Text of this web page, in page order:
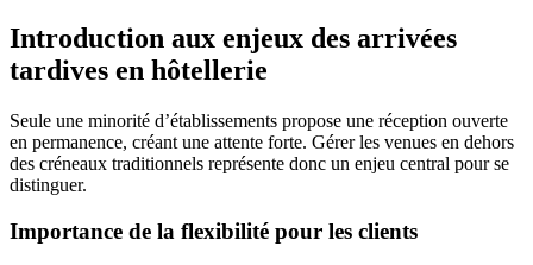
Introduction aux enjeux des arrivées
tardives en hôtellerie
Seule une minorité d’établissements propose une réception ouverte
en permanence, créant une attente forte. Gérer les venues en dehors
des créneaux traditionnels représente donc un enjeu central pour se
distinguer.
Importance de la flexibilité pour les clients